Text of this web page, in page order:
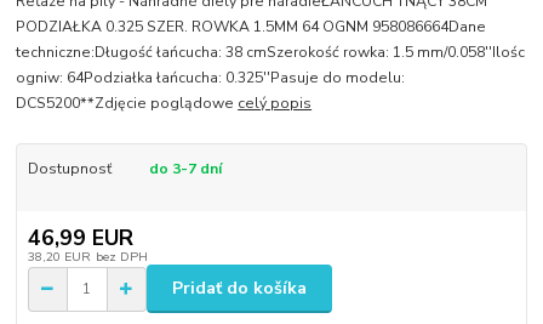
PODZIAŁKA 0.325 SZER. ROWKA 1.5MM 64 OGNM 958086664Dane
techniczne:Długość łańcucha: 38 cmSzerokość rowka: 1.5 mm/0.058''Ilośc
ogniw: 64Podziałka łańcucha: 0.325''Pasuje do modelu:
DCS5200**Zdjęcie poglądowe celý popis
Dostupnosť do 3-7 dní
46,99 EUR
38,20 EUR bez DPH
Pridať do košíka